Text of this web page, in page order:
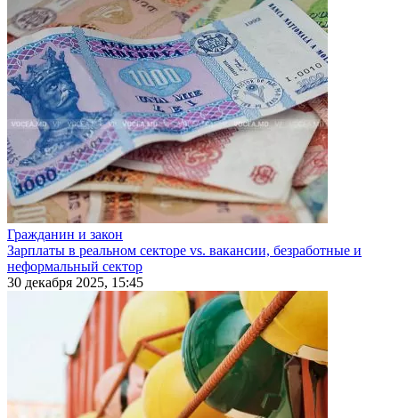
Гражданин и закон
Зарплаты в реальном секторе vs. вакансии, безработные и
неформальный сектор
30 декабря 2025, 15:45